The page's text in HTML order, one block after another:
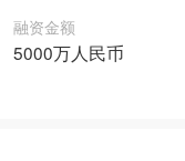
融资金额
5000万人民币